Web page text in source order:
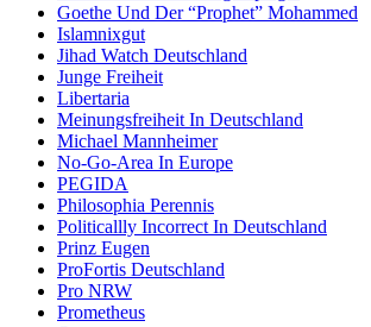
Goethe Und Der “Prophet” Mohammed
Islamnixgut
Jihad Watch Deutschland
Junge Freiheit
Libertaria
Meinungsfreiheit In Deutschland
Michael Mannheimer
No-Go-Area In Europe
PEGIDA
Philosophia Perennis
Politicallly Incorrect In Deutschland
Prinz Eugen
ProFortis Deutschland
Pro NRW
Prometheus